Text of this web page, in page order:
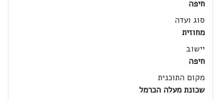
חיפה
סוג ועדה
מחוזית
יישוב
חיפה
מקום התוכנית
שכונת מעלה הכרמל